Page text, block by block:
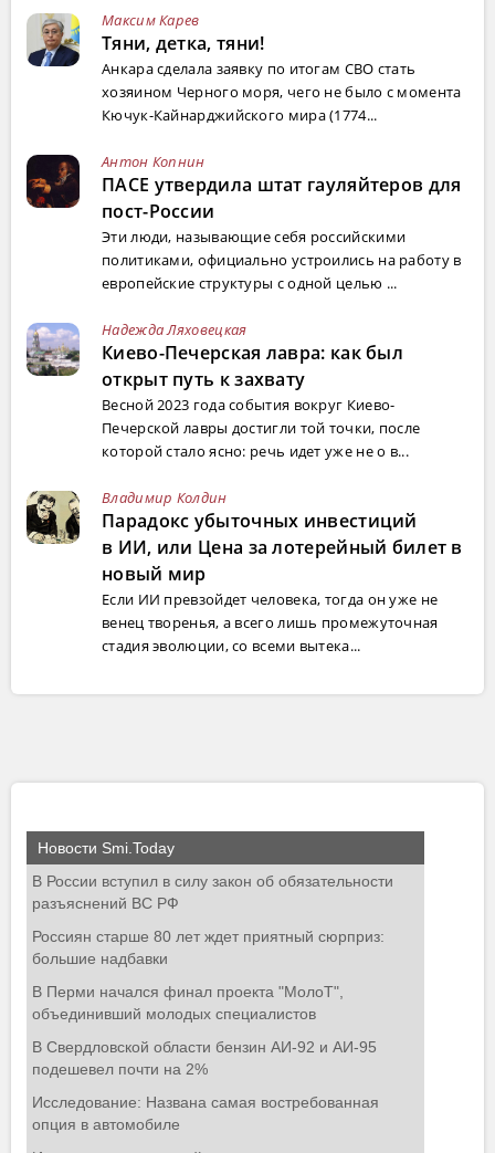
Максим Карев
Тяни, детка, тяни!
Анкара сделала заявку по итогам СВО стать
хозяином Черного моря, чего не было с момента
Кючук-Кайнарджийского мира (1774...
Антон Копнин
ПАСЕ утвердила штат гауляйтеров для
пост-России
Эти люди, называющие себя российскими
политиками, официально устроились на работу в
европейские структуры с одной целью ...
Надежда Ляховецкая
Киево-Печерская лавра: как был
открыт путь к захвату
Весной 2023 года события вокруг Киево-
Печерской лавры достигли той точки, после
которой стало ясно: речь идет уже не о в...
Владимир Колдин
Парадокс убыточных инвестиций
в ИИ, или Цена за лотерейный билет в
новый мир
Если ИИ превзойдет человека, тогда он уже не
венец творенья, а всего лишь промежуточная
стадия эволюции, со всеми вытека...